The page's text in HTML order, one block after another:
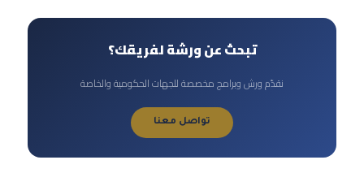
تبحث عن ورشة لفريقك؟
نقدّم ورش وبرامج مخصصة للجهات الحكومية والخاصة
تواصل معنا